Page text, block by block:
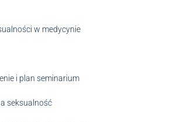
w medycynie
i plan seminarium
seksualność